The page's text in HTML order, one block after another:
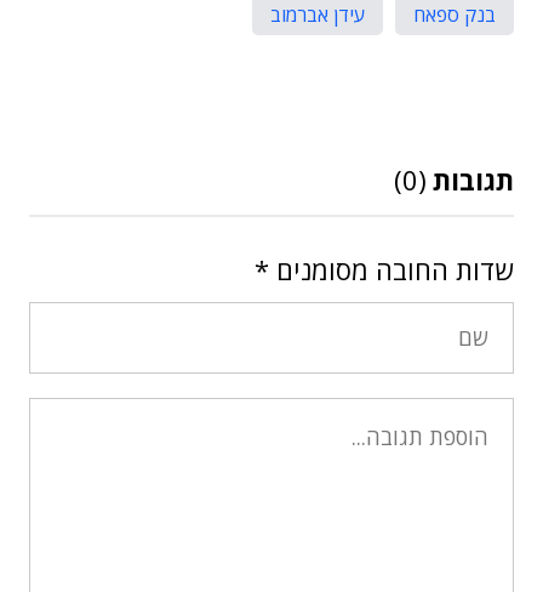
בנק ספאח
עידן אברמוב
תגובות (0)
שדות החובה מסומנים *